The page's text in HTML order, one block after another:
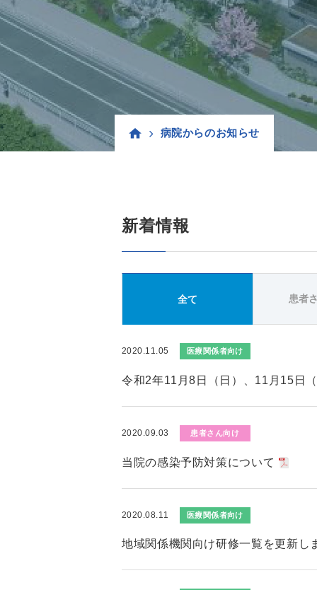
病院からのお知らせ
新着情報
全て 患者
2020.11.05 医療関係者向け
令和2年11月8日（日）、11月15日
2020.09.03 患者さん向け
当院の感染予防対策について
2020.08.11 医療関係者向け
地域関係機関向け研修一覧を更新し